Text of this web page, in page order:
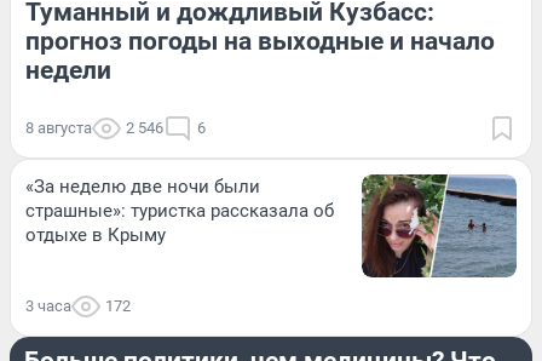
Туманный и дождливый Кузбасс:
прогноз погоды на выходные и начало
недели
8 августа 2 546 6
«За неделю две ночи были
страшные»: туристка рассказала об
отдыхе в Крыму
3 часа 172
ПОЛИТИКА